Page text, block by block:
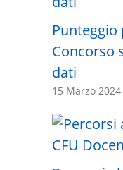
Punteggio
Concorso
dati
15 Marzo 2024